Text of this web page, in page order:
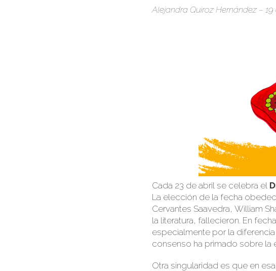
Alejandra Quiroz Hernández –
Cada 23 de abril se celebra el
La elección de la fecha
Cervantes Saavedra, William
la literatura, fallecieron. En
especialmente por la
consenso ha primado sobre la
Otra singularidad es que en